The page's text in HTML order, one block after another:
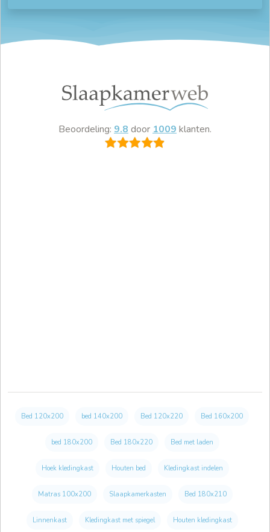
Beoordeling: 9.8 door 1009 klanten.
Bed 120x200 bed 140x200 Bed 120x220 Bed 160x200
bed 180x200 Bed 180x220 Bed met laden
Hoek kledingkast Houten bed Kledingkast indelen
Matras 100x200 Slaapkamerkasten Bed 180x210
Linnenkast Kledingkast met spiegel Houten kledingkast